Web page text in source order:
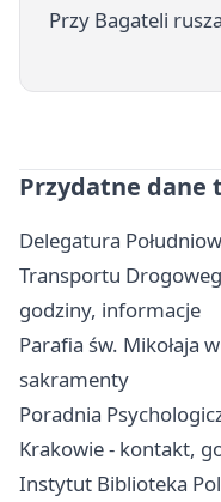
Przy Bagateli
Przydatne dane
Delegatura
Transportu
godziny, informacje
Parafia św. Mikołaja
sakramenty
Poradnia
Krakowie - kontakt,
Instytut Biblioteka